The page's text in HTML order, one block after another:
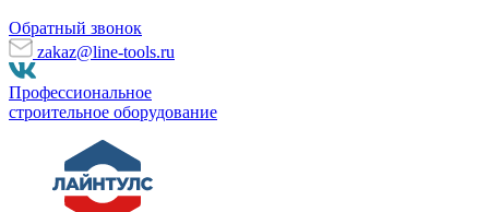
Обратный звонок
zakaz@line-tools.ru
Профессиональное
строительное оборудование